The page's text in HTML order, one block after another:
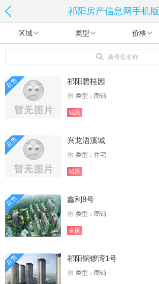
祁阳房产信息网手机版
区域 类型 价格
新楼盘名称
在售 祁阳碧桂园
类型：商铺
城区
在售 兴龙浯溪城
类型：住宅
城区
在售 鑫利8号
类型：商铺
全国
在售 祁阳铜锣湾1号
类型：商铺